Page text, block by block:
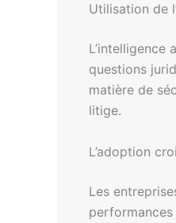
Utilisation de
L’intelligence
questions
matière de
litige.
L’adoption
Les
performances